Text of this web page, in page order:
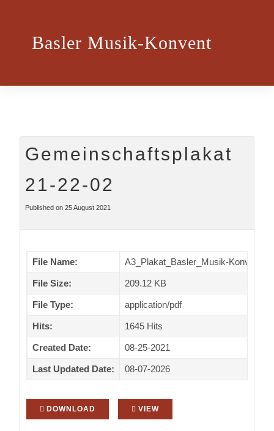
Basler Musik-Konvent
Gemeinschaftsplakat
21-22-02
Published on 25 August 2021
File Name: A3_Plakat_Basler_Musik-
File Size: 209.12 KB
File Type: application/pdf
Hits: 1645 Hits
Created Date: 08-25-2021
Last Updated Date: 08-07-2026
DOWNLOAD VIEW